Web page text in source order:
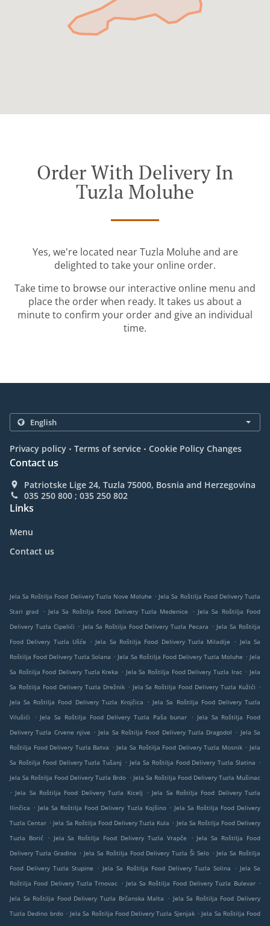
Order With Delivery In
Tuzla Moluhe
Yes, we're located near Tuzla Moluhe and are
delighted to take your online order.
Take time to browse our interactive online menu and
place the order when ready. It takes us about a
minute to confirm your order and give an individual
time.
Privacy policy . Terms of service . Cookie Policy Changes
Contact us
Patriotske Lige 24, Tuzla 75000, Bosnia and Herzegovina
035 250 800 ; 035 250 802
Links
Menu
Contact us
Jela Sa Roštilja Food Delivery Tuzla Nove Moluhe . Jela Sa Roštilja Food Delivery Tuzla
Stari grad
. Jela Sa Roštilja Food Delivery Tuzla Medenice . Jela Sa Roštilja Food
Delivery Tuzla Cipelići . Jela Sa Roštilja Food Delivery Tuzla Pecara . Jela Sa Roštilja
Food Delivery Tuzla Ušće
. Jela Sa Roštilja Food Delivery Tuzla Miladije . Jela Sa
Roštilja Food Delivery Tuzla Solana . Jela Sa Roštilja Food Delivery Tuzla Moluhe . Jela
Sa Roštilja Food Delivery Tuzla Kreka . Jela Sa Roštilja Food Delivery Tuzla Irac . Jela
Sa Roštilja Food Delivery Tuzla Drežnik . Jela Sa Roštilja Food Delivery Tuzla Kužići .
Jela Sa Roštilja Food Delivery Tuzla Krojčica
. Jela Sa Roštilja Food Delivery Tuzla
Vilušići
. Jela Sa Roštilja Food Delivery Tuzla Paša bunar . Jela Sa Roštilja Food
Delivery Tuzla Crvene njive . Jela Sa Roštilja Food Delivery Tuzla Dragodol . Jela Sa
Roštilja Food Delivery Tuzla Batva . Jela Sa Roštilja Food Delivery Tuzla Mosnik . Jela
Sa Roštilja Food Delivery Tuzla Tušanj . Jela Sa Roštilja Food Delivery Tuzla Slatina .
Jela Sa Roštilja Food Delivery Tuzla Brdo . Jela Sa Roštilja Food Delivery Tuzla Mušinac
. Jela Sa Roštilja Food Delivery Tuzla Kicelj . Jela Sa Roštilja Food Delivery Tuzla
Ilinčica . Jela Sa Roštilja Food Delivery Tuzla Kojšino . Jela Sa Roštilja Food Delivery
Tuzla Centar . Jela Sa Roštilja Food Delivery Tuzla Kula . Jela Sa Roštilja Food Delivery
Tuzla Borić
. Jela Sa Roštilja Food Delivery Tuzla Vrapče . Jela Sa Roštilja Food
Delivery Tuzla Gradina . Jela Sa Roštilja Food Delivery Tuzla Ši Selo . Jela Sa Roštilja
Food Delivery Tuzla Stupine
. Jela Sa Roštilja Food Delivery Tuzla Solina . Jela Sa
Roštilja Food Delivery Tuzla Trnovac . Jela Sa Roštilja Food Delivery Tuzla Bulevar .
Jela Sa Roštilja Food Delivery Tuzla Brčanska Malta
. Jela Sa Roštilja Food Delivery
Tuzla Dedino brdo . Jela Sa Roštilja Food Delivery Tuzla Sjenjak . Jela Sa Roštilja Food